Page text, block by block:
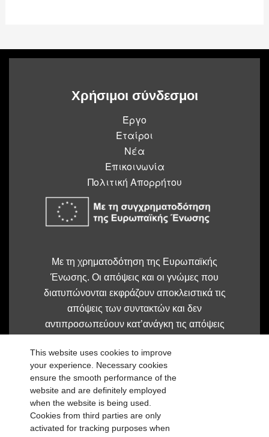
This website uses cookies to improve
your experience. Necessary cookies
ensure the smooth performance of the
website and are definitely employed
when the website is being used.
Cookies from third parties are only
activated for tracking purposes when
Χρήσιμοι σύνδεσμοι
Έργο
Εταίροι
Νέα
Επικοινωνία
Πολιτική Απορρήτου
Με τη χρηματοδότηση της Ευρωπαϊκής
Ένωσης. Οι απόψεις και οι γνώμες που
διατυπώνονται εκφράζουν αποκλειστικά τις
απόψεις των συντακτών και δεν
αντιπροσωπεύουν κατ’ανάγκη τις απόψεις
Ευρωπαϊκού Εκτελεστικού Οργανισμού
Εκπαίδευσης και Πολιτισμού (EACEA). Η
Ευρωπαϊκή Ένωση και ο EACEA δεν
μπορούν να θεωρηθούν υπεύθυνοι για τις
εκφραζόμενες απόψεις.